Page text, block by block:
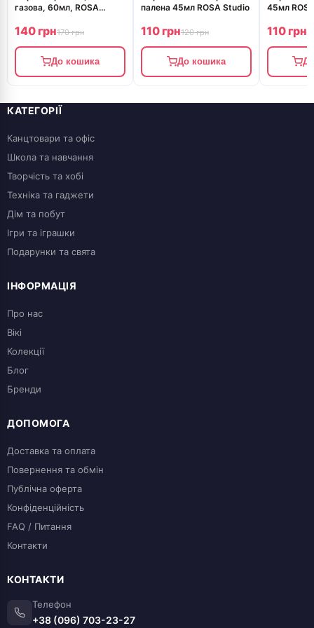
газова, 60мл, ROSA
140 грн170 грн
До кошика
палена 45мл ROSA Studio
110 грн120 грн
До кошика
45мл
110 грн
КАТЕГОРІЇ
Канцтовари та офіс
Школа та навчання
Творчість та хобі
Техніка та гаджети
Дім та побут
Ігри та іграшки
Подарунки та свята
ІНФОРМАЦІЯ
Про нас
Вікі
Колекції
Блог
Бренди
ДОПОМОГА
Доставка та оплата
Повернення та обмін
Публічна оферта
Конфіденційність
FAQ / Питання
Контакти
КОНТАКТИ
Телефон
+38 (096) 703-23-27